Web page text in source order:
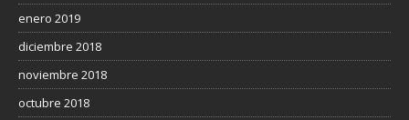
enero 2019
diciembre 2018
noviembre 2018
octubre 2018